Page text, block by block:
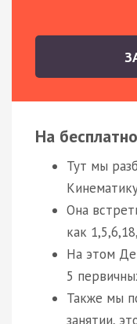
На
Тут мы
Она
как
На этом
5
Также мы
занятии,